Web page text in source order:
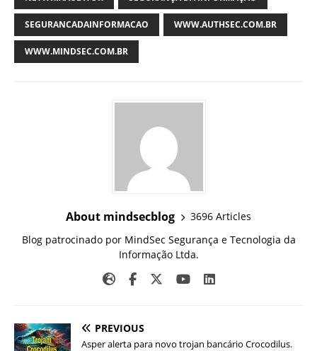
SEGURANCADAINFORMACAO WWW.AUTHSEC.COM.BR
WWW.MINDSEC.COM.BR
About mindsecblog
3696 Articles
Blog patrocinado por MindSec Segurança e Tecnologia da
Informação Ltda.
PREVIOUS
Asper alerta para novo trojan bancário Crocodilus.